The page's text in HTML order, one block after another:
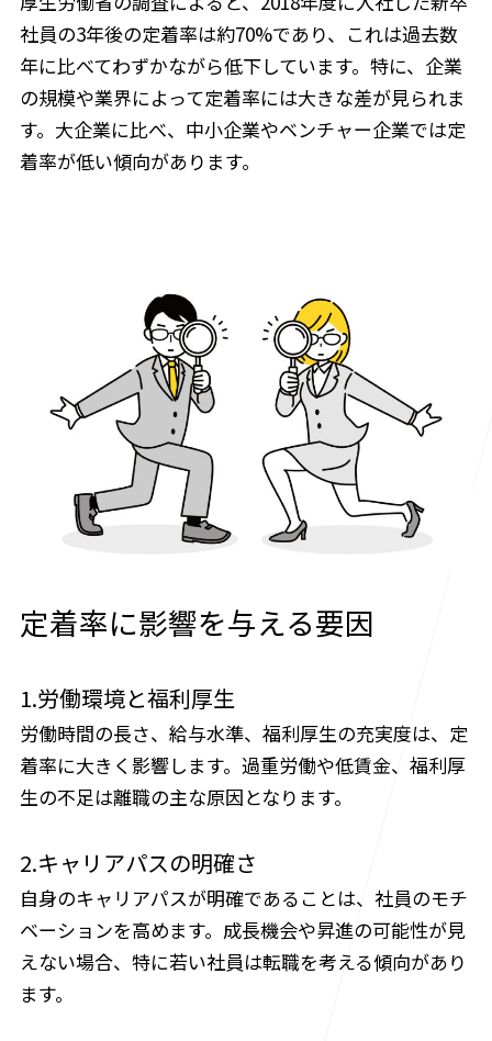
社員の3年後の定着率は約70%であり、これは過去数
年に比べてわずかながら低下しています。特に、企業
の規模や業界によって定着率には大きな差が見られま
す。大企業に比べ、中小企業やベンチャー企業では定
着率が低い傾向があります。
定着率に影響を与える要因
1.労働環境と福利厚生
労働時間の長さ、給与水準、福利厚生の充実度は、定
着率に大きく影響します。過重労働や低賃金、福利厚
生の不足は離職の主な原因となります。
2.キャリアパスの明確さ
自身のキャリアパスが明確であることは、社員のモチ
ベーションを高めます。成長機会や昇進の可能性が見
えない場合、特に若い社員は転職を考える傾向があり
ます。